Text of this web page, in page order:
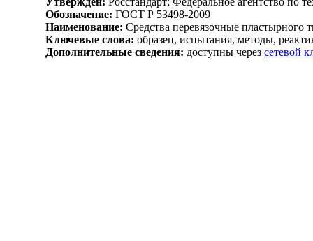
Обозначение: ГОСТ Р 53498-2009
Наименование: Средства перевязочные
Ключевые слова: образец, испытания, методы,
Дополнительные сведения: доступны через сетевой